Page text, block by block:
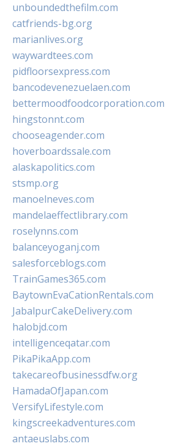
unboundedthefilm.com
catfriends-bg.org
marianlives.org
waywardtees.com
pidfloorsexpress.com
bancodevenezuelaen.com
bettermoodfoodcorporation.com
hingstonnt.com
chooseagender.com
hoverboardssale.com
alaskapolitics.com
stsmp.org
manoelneves.com
mandelaeffectlibrary.com
roselynns.com
balanceyoganj.com
salesforceblogs.com
TrainGames365.com
BaytownEvaCationRentals.com
JabalpurCakeDelivery.com
halobjd.com
intelligenceqatar.com
PikaPikaApp.com
takecareofbusinessdfw.org
HamadaOfJapan.com
VersifyLifestyle.com
kingscreekadventures.com
antaeuslabs.com